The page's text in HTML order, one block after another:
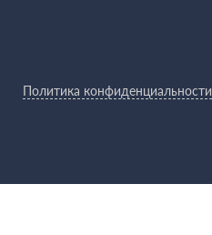
Политика конфиденциальности